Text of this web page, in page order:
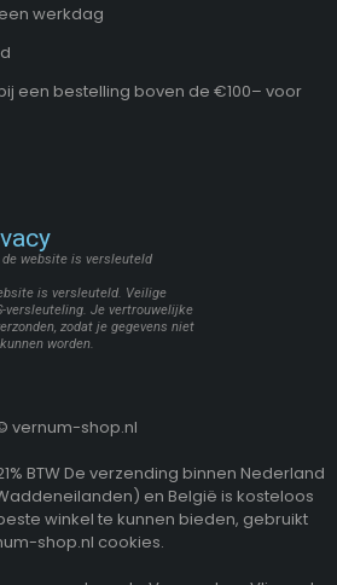
werkdag
een bestelling boven de €100– voor
is versleuteld. Veilige
versleuteling. Je vertrouwelijke
zodat je gegevens niet
worden.
vernum-shop.nl
BTW De verzending binnen Nederland
en België is kosteloos
winkel te kunnen bieden, gebruikt
shop.nl cookies.